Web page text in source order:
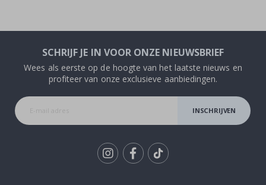
SCHRIJF JE IN VOOR ONZE NIEUWSBRIEF
Wees als eerste op de hoogte van het laatste nieuws en
profiteer van onze exclusieve aanbiedingen.
INSCHRIJVEN